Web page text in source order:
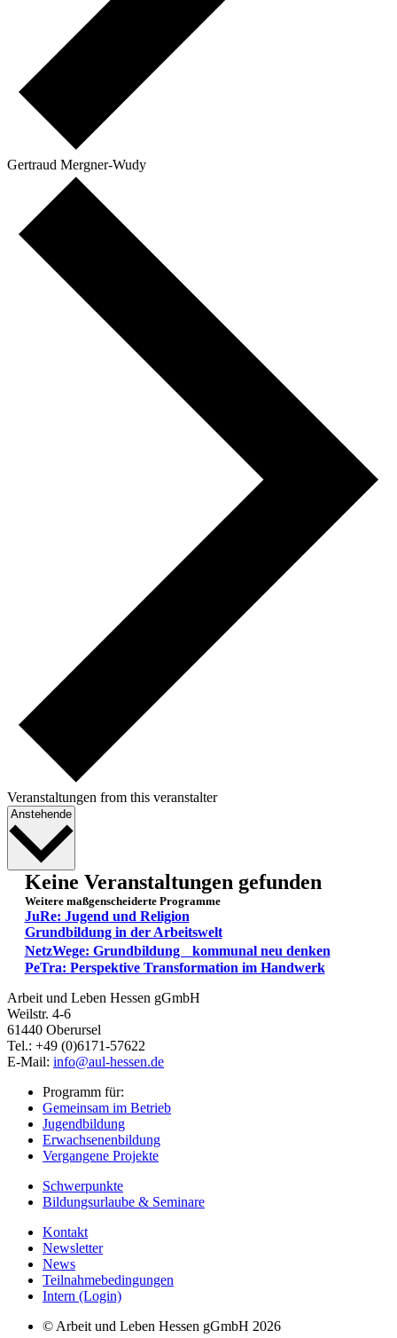
Gertraud Mergner-Wudy
Veranstaltungen from this veranstalter
Anstehende Datum
Keine Veranstaltungen gefunden
Weitere maßgenscheiderte Programme
JuRe: Jugend und Religion
Grundbildung in der Arbeitswelt
NetzWege: Grundbildung kommunal neu denken
PeTra: Perspektive Transformation im Handwerk
Arbeit und Leben Hessen gGmbH
Weilstr. 4-6
61440 Oberursel
Tel.: +49 (0)6171-57622
E-Mail: info@aul-hessen.de
Programm für:
Gemeinsam im Betrieb
Jugendbildung
Erwachsenenbildung
Vergangene Projekte
Schwerpunkte
Bildungsurlaube & Seminare
Kontakt
Newsletter
News
Teilnahmebedingungen
Intern (Login)
© Arbeit und Leben Hessen gGmbH 2026